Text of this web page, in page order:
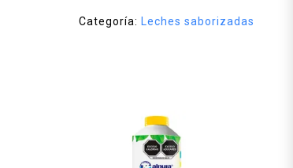
Categoría: Leches saborizadas